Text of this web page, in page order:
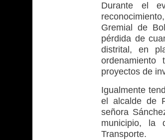
Durante el
Gremial de
pérdida de
distrital, en
ordenamiento
proyectos de
Igualmente
el alcalde de
señora
municipio, la
Transporte.